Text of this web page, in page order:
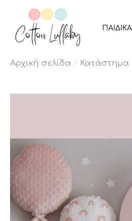
Αρχική σελίδα / Κατάστημα